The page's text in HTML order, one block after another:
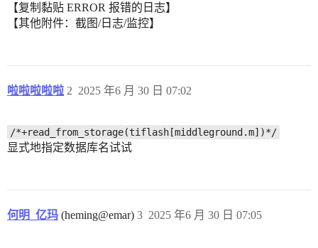
【复制黏贴 ERROR 报错的日志】
【其他附件：截图/日志/监控】
啦啦啦啦啦 2025 年6 月 30 日 07:02
2
/*+read_from_storage(tiflash[middleground.m])*/
显式地指定数据库名试试
何明_亿玛 (heming@emar) 2025 年6 月 30 日 07:05
3